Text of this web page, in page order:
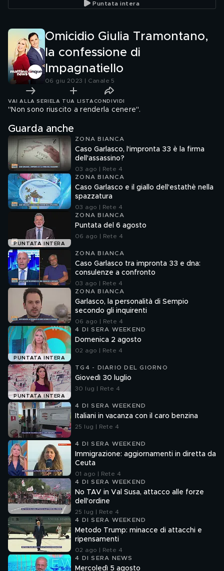
Puntata intera
Omicidio Giulia Tramontano,
la confessione di
Impagnatiello
06 giu 2023 | Canale 5
VAI ALLA SERIE LA TUA LISTA CONDIVIDI
"Non sono riuscito a renderla cenere".
Guarda anche
ZONA BIANCA
Caso Garlasco, l'impronta 33 è la firma
dell'assassino?
03 ago | Rete 4
ZONA BIANCA
Caso Garlasco e il giallo dell'estathè nella
spazzatura
03 ago | Rete 4
PUNTATA INTERA
ZONA BIANCA
Puntata del 6 agosto
06 ago | Rete 4
ZONA BIANCA
Caso Garlasco tra impronta 33 e dna:
consulenze a confronto
03 ago | Rete 4
ZONA BIANCA
Garlasco, la personalità di Sempio
secondo gli inquirenti
06 ago | Rete 4
PUNTATA INTERA
4 DI SERA WEEKEND
Domenica 2 agosto
02 ago | Rete 4
PUNTATA INTERA
TG4 - DIARIO DEL GIORNO
Giovedì 30 luglio
30 lug | Rete 4
4 DI SERA WEEKEND
Italiani in vacanza con il caro benzina
25 lug | Rete 4
4 DI SERA WEEKEND
Immigrazione: aggiornamenti in diretta da
Ceuta
01 ago | Rete 4
4 DI SERA WEEKEND
No TAV in Val Susa, attacco alle forze
dell'ordine
25 lug | Rete 4
4 DI SERA WEEKEND
Metodo Trump: minacce di attacchi e
ripensamenti
02 ago | Rete 4
4 DI SERA NEWS
Mercoledì 5 agosto